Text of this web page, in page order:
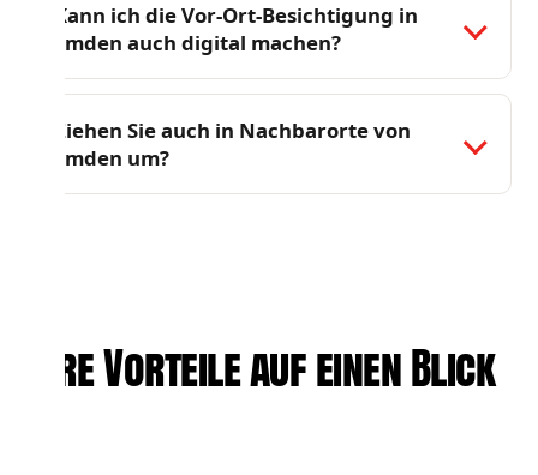
Kann ich die Vor-Ort-Besichtigung in
Emden auch digital machen?
Ziehen Sie auch in Nachbarorte von
Emden um?
Ihre Vorteile auf einen Blick